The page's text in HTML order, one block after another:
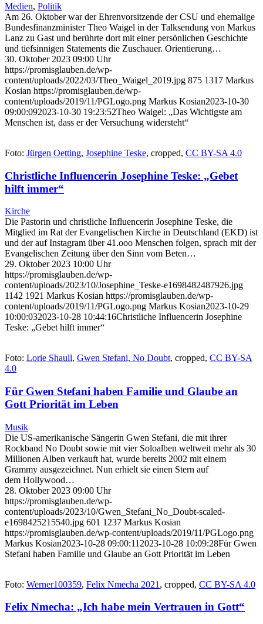
Medien, Politik
Am 26. Oktober war der Ehrenvorsitzende der CSU und ehemalige
Bundesfinanzminister Theo Waigel in der Talksendung von Markus
Lanz zu Gast und berührte dort mit einer persönlichen Geschichte
und tiefsinnigen Statements die Zuschauer. Orientierung…
30. Oktober 2023 09:00 Uhr
https://promisglauben.de/wp-
content/uploads/2022/03/Theo_Waigel_2019.jpg 875 1317 Markus
Kosian https://promisglauben.de/wp-
content/uploads/2019/11/PGLogo.png Markus Kosian2023-10-30
09:00:092023-10-30 19:23:52Theo Waigel: „Das Wichtigste am
Menschen ist, dass er der Versuchung widersteht“
Foto: Jürgen Oetting, Josephine Teske, cropped, CC BY-SA 4.0
Christliche Influencerin Josephine Teske: „Gebet
hilft immer“
Kirche
Die Pastorin und christliche Influencerin Josephine Teske, die
Mitglied im Rat der Evangelischen Kirche in Deutschland (EKD) ist
und der auf Instagram über 41.ooo Menschen folgen, sprach mit der
Evangelischen Zeitung über den Sinn vom Beten…
29. Oktober 2023 10:00 Uhr
https://promisglauben.de/wp-
content/uploads/2023/10/Josephine_Teske-e1698482487926.jpg
1142 1921 Markus Kosian https://promisglauben.de/wp-
content/uploads/2019/11/PGLogo.png Markus Kosian2023-10-29
10:00:032023-10-28 10:44:16Christliche Influencerin Josephine
Teske: „Gebet hilft immer“
Foto: Lorie Shaull, Gwen Stefani, No Doubt, cropped, CC BY-SA
4.0
Für Gwen Stefani haben Familie und Glaube an
Gott Priorität im Leben
Musik
Die US-amerikanische Sängerin Gwen Stefani, die mit ihrer
Rockband No Doubt sowie mit vier Soloalben weltweit mehr als 30
Millionen Alben verkauft hat, wurde bereits 2002 mit einem
Grammy ausgezeichnet. Nun erhielt sie einen Stern auf
dem Hollywood…
28. Oktober 2023 09:00 Uhr
https://promisglauben.de/wp-
content/uploads/2023/10/Gwen_Stefani_No_Doubt-scaled-
e1698425215540.jpg 601 1237 Markus Kosian
https://promisglauben.de/wp-content/uploads/2019/11/PGLogo.png
Markus Kosian2023-10-28 09:00:11 2023-10-28 10:09:28Für Gwen
Stefani haben Familie und Glaube an Gott Priorität im Leben
Foto: Werner100359, Felix Nmecha 2021 , cropped, CC BY-SA 4.0
Felix Nmecha: „Ich habe mein Vertrauen in Gott“